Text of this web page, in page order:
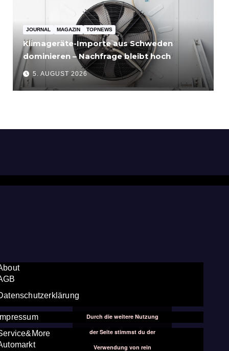
JOURNAL MAGAZIN TOPNEWS
Klimageräte-Importe aus Schweden
dominieren – Nachfrage bleibt hoch
5. AUGUST 2026
Durch die weitere Nutzung
der Seite stimmst du der
Verwendung von rein